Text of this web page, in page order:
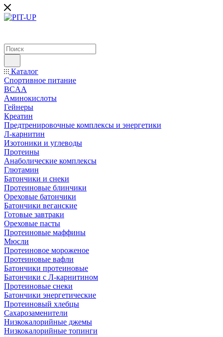
Каталог
Спортивное питание
BCAA
Аминокислоты
Гейнеры
Креатин
Предтренировочные комплексы и энергетики
Л-карнитин
Изотоники и углеводы
Протеины
Анаболические комплексы
Глютамин
Батончики и снеки
Протеиновые блинчики
Ореховые батончики
Батончики веганские
Готовые завтраки
Ореховые пасты
Протеиновые маффины
Мюсли
Протеиновое мороженое
Протеиновые вафли
Батончики протеиновые
Батончики с Л-карнитином
Протеиновые снеки
Батончики энергетические
Протеиновый хлебцы
Сахарозаменители
Низкокалорийные джемы
Низкокалорийные топинги